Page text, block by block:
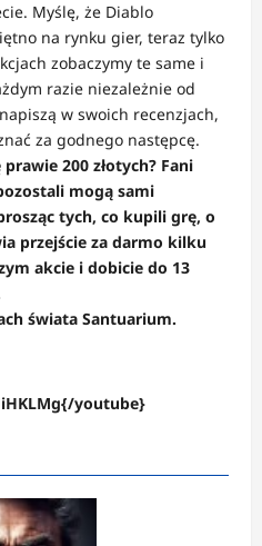
Myślę, że Diablo
na rynku gier, teraz tylko
zobaczymy te same i
razie niezależnie od
w swoich recenzjach,
za godnego następcę.
200 złotych? Fani
mogą sami
tych, co kupili grę, o
przejście za darmo kilku
akcie i dobicie do 13
świata Santuarium.
youtube}